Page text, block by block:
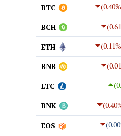
BTC
BCH
ETH
BNB
LTC
BNK
EOS